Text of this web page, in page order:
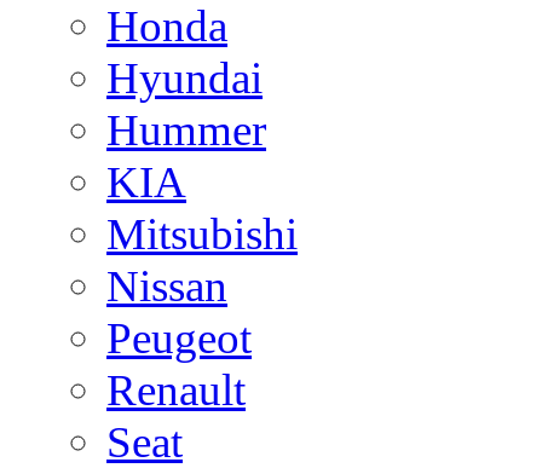
Honda
Hyundai
Hummer
KIA
Mitsubishi
Nissan
Peugeot
Renault
Seat